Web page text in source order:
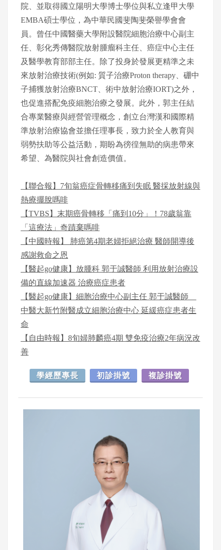
院、並取得國立陽明大學博士學位與私立逢甲大學
EMBA碩士學位，為中華民國斐陶斐榮譽學會會
員。曾任中國醫藥大學附設醫院細胞治療中心副主
任、彰化秀傳醫院放射腫瘤科主任、癌症中心主任
及醫學教育部部主任。除了投身於發展更精準之未
來放射治療技術(例如: 質子治療Proton therapy、硼中
子捕獲放射治療BNCT、術中放射治療IORT)之外，
也促進搭配免疫細胞治療之發展。此外，郭主任結
合專業醫療與經營管理概念，創立台灣漢和國際精
準放射治療協會並擔任理事長，致力於全人教育與
弱勢扶助等公益活動，期盼為徬徨無助的病患帶來
希望、為醫院與社會創造價值。
【聯合報】7旬翁癌症骨轉移痛到失眠 醫採放射線與
熱療擺脫嗎啡
【TVBS】末期癌骨轉移「痛到10分」！78歲翁靠
「這療法」奇蹟棄嗎啡
【中國時報】 肺癌第4期老婦拒絕治療 醫師開導後
感謝救命之恩
【醫起go健康】放腫科 郭于誠醫師 利用放射治療設
備的直線加速器 治療癌症患者
【醫起go健康】細胞治療中心副主任 郭于誠醫師
中醫大新竹附醫成立細胞治療中心 延緩癌症患者生
命
【自由時報】8旬婦肺麟癌4期 雙免疫治療2年病況改
善
學經歷專長 初診掛號 複診掛號